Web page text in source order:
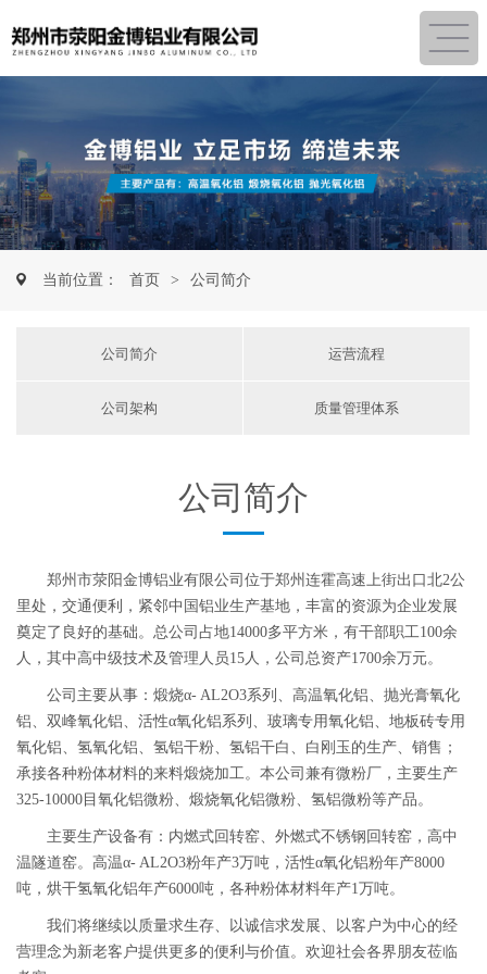
当前位置： 首页 > 公司简介
公司简介 运营流程
公司架构 质量管理体系
公司简介
郑州市荥阳金博铝业有限公司位于郑州连霍高速上街出口北2公
里处，交通便利，紧邻中国铝业生产基地，丰富的资源为企业发展
奠定了良好的基础。总公司占地14000多平方米，有干部职工100余
人，其中高中级技术及管理人员15人，公司总资产1700余万元。
公司主要从事：煅烧α- ΑL2O3系列、高温氧化铝、抛光膏氧化
铝、双峰氧化铝、活性α氧化铝系列、玻璃专用氧化铝、地板砖专用
氧化铝、氢氧化铝、氢铝干粉、氢铝干白、白刚玉的生产、销售；
承接各种粉体材料的来料煅烧加工。本公司兼有微粉厂，主要生产
325-10000目氧化铝微粉、煅烧氧化铝微粉、氢铝微粉等产品。
主要生产设备有：内燃式回转窑、外燃式不锈钢回转窑，高中
温隧道窑。高温α- ΑL2O3粉年产3万吨，活性α氧化铝粉年产8000
吨，烘干氢氧化铝年产6000吨，各种粉体材料年产1万吨。
我们将继续以质量求生存、以诚信求发展、以客户为中心的经
营理念为新老客户提供更多的便利与价值。欢迎社会各界朋友莅临